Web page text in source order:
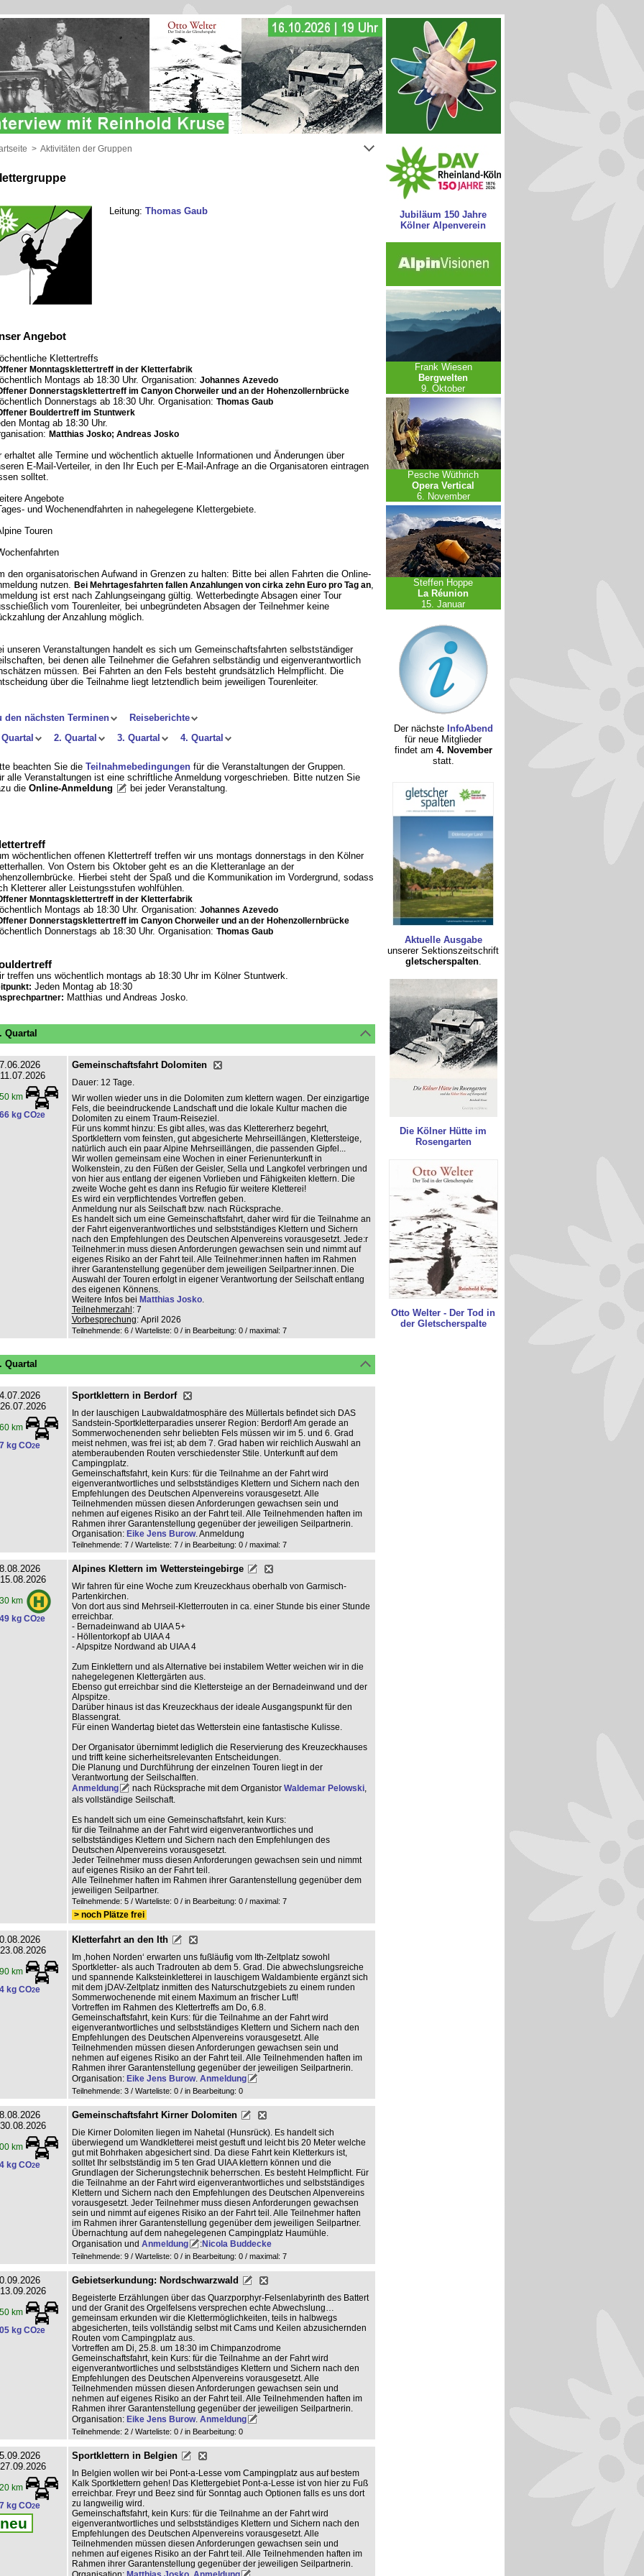
> Aktivitäten der Gruppen
Leitung: Thomas Gaub
Angebot
Klettertreffs
Monntagsklettertreff in der Kletterfabrik
Montags ab 18:30 Uhr. Organisation: Johannes Azevedo
Donnerstagsklettertreff im Canyon Chorweiler und an der Hohenzollernbrücke
Donnerstags ab 18:30 Uhr. Organisation: Thomas Gaub
Bouldertreff im Stuntwerk
Montag ab 18:30 Uhr.
Matthias Josko; Andreas Josko
erhaltet alle Termine und wöchentlich aktuelle Informationen und Änderungen über
E-Mail-Verteiler, in den Ihr Euch per E-Mail-Anfrage an die Organisatoren eintragen
solltet.
Angebote
und Wochenendfahrten in nahegelegene Klettergebiete.
Touren
den organisatorischen Aufwand in Grenzen zu halten: Bitte bei allen Fahrten die Online-
nutzen. Bei Mehrtagesfahrten fallen Anzahlungen von cirka zehn Euro pro Tag an,
ist erst nach Zahlungseingang gültig. Wetterbedingte Absagen einer Tour
vom Tourenleiter, bei unbegründeten Absagen der Teilnehmer keine
der Anzahlung möglich.
unseren Veranstaltungen handelt es sich um Gemeinschaftsfahrten selbstständiger
bei denen alle Teilnehmer die Gefahren selbständig und eigenverantwortlich
müssen. Bei Fahrten an den Fels besteht grundsätzlich Helmpflicht. Die
über die Teilnahme liegt letztendlich beim jeweiligen Tourenleiter.
den nächsten Terminen
Reiseberichte
2. Quartal 3. Quartal 4. Quartal
beachten Sie die Teilnahmebedingungenfür die Veranstaltungen der Gruppen.
alle Veranstaltungen ist eine schriftliche Anmeldung vorgeschrieben. Bitte nutzen Sie
die Online-Anmeldung bei jeder Veranstaltung.
wöchentlichen offenen Klettertreff treffen wir uns montags donnerstags in den Kölner
Von Ostern bis Oktober geht es an die Kletteranlage an der
Hierbei steht der Spaß und die Kommunikation im Vordergrund, sodass
Kletterer aller Leistungsstufen wohlfühlen.
Monntagsklettertreff in der Kletterfabrik
Montags ab 18:30 Uhr. Organisation: Johannes Azevedo
Donnerstagsklettertreff im Canyon Chorweiler und an der Hohenzollernbrücke
Donnerstags ab 18:30 Uhr. Organisation: Thomas Gaub
treffen uns wöchentlich montags ab 18:30 Uhr im Kölner Stuntwerk.
Jeden Montag ab 18:30
Matthias und Andreas Josko.
Quartal
km
kg CO2e
Gemeinschaftsfahrt Dolomiten
Dauer: 12 Tage.
Wir wollen wieder uns in die Dolomiten zum klettern wagen. Der einzigartige
Fels, die beeindruckende Landschaft und die lokale Kultur machen die
Dolomiten zu einem Traum-Reiseziel.
Für uns kommt hinzu: Es gibt alles, was das Klettererherz begehrt,
Sportklettern vom feinsten, gut abgesicherte Mehrseillängen, Klettersteige,
natürlich auch ein paar Alpine Mehrseillängen, die passenden Gipfel...
Wir wollen gemeinsam eine Wochen in einer Ferienunterkunft in
Wolkenstein, zu den Füßen der Geisler, Sella und Langkofel verbringen und
von hier aus entlang der eigenen Vorlieben und Fähigkeiten klettern. Die
zweite Woche geht es dann ins Refugio für weitere Kletterei!
Es wird ein verpflichtendes Vortreffen geben.
Anmeldung nur als Seilschaft bzw. nach Rücksprache.
Es handelt sich um eine Gemeinschaftsfahrt, daher wird für die Teilnahme an
der Fahrt eigenverantwortliches und selbstständiges Klettern und Sichern
nach den Empfehlungen des Deutschen Alpenvereins vorausgesetzt. Jede:r
Teilnehmer:in muss diesen Anforderungen gewachsen sein und nimmt auf
eigenes Risiko an der Fahrt teil. Alle Teilnehmer:innen haften im Rahmen
ihrer Garantenstellung gegenüber dem jeweiligen Seilpartner:innen. Die
Auswahl der Touren erfolgt in eigener Verantwortung der Seilschaft entlang
des eigenen Könnens.
Weitere Infos bei Matthias Josko.
Teilnehmerzahl : 7
Vorbesprechung: April 2026
Teilnehmende: 6 / Warteliste: 0 / in Bearbeitung: 0 / maximal: 7
Quartal
km
kg CO2e
Sportklettern in Berdorf
In der lauschigen Laubwaldatmosphäre des Müllertals befindet sich DAS
Sandstein-Sportkletterparadies unserer Region: Berdorf! Am gerade an
Sommerwochenenden sehr beliebten Fels müssen wir im 5. und 6. Grad
meist nehmen, was frei ist; ab dem 7. Grad haben wir reichlich Auswahl an
atemberaubenden Routen verschiedenster Stile. Unterkunft auf dem
Campingplatz.
Gemeinschaftsfahrt, kein Kurs: für die Teilnahme an der Fahrt wird
eigenverantwortliches und selbstständiges Klettern und Sichern nach den
Empfehlungen des Deutschen Alpenvereins vorausgesetzt. Alle
Teilnehmenden müssen diesen Anforderungen gewachsen sein und
nehmen auf eigenes Risiko an der Fahrt teil. Alle Teilnehmenden haften im
Rahmen ihrer Garantenstellung gegenüber der jeweiligen Seilpartnerin.
Organisation: Eike Jens Burow. Anmeldung
Teilnehmende: 7 / Warteliste: 7 / in Bearbeitung: 0 / maximal: 7
km
kg CO2e
Alpines Klettern im Wettersteingebirge
Wir fahren für eine Woche zum Kreuzeckhaus oberhalb von Garmisch-
Partenkirchen.
Von dort aus sind Mehrseil-Kletterrouten in ca. einer Stunde bis einer Stunde
erreichbar.
- Bernadeinwand ab UIAA 5+
- Höllentorkopf ab UIAA 4
- Alpspitze Nordwand ab UIAA 4
Zum Einklettern und als Alternative bei instabilem Wetter weichen wir in die
nahegelegenen Klettergärten aus.
Ebenso gut erreichbar sind die Klettersteige an der Bernadeinwand und der
Alpspitze.
Darüber hinaus ist das Kreuzeckhaus der ideale Ausgangspunkt für den
Blassengrat.
Für einen Wandertag bietet das Wetterstein eine fantastische Kulisse.
Der Organisator übernimmt lediglich die Reservierung des Kreuzeckhauses
und trifft keine sicherheitsrelevanten Entscheidungen.
Die Planung und Durchführung der einzelnen Touren liegt in der
Verantwortung der Seilschalften.
Anmeldung
nach Rücksprache mit dem Organistor Waldemar Pelowski,
als vollständige Seilschaft.
Es handelt sich um eine Gemeinschaftsfahrt, kein Kurs:
für die Teilnahme an der Fahrt wird eigenverantwortliches und
selbstständiges Klettern und Sichern nach den Empfehlungen des
Deutschen Alpenvereins vorausgesetzt.
Jeder Teilnehmer muss diesen Anforderungen gewachsen sein und nimmt
auf eigenes Risiko an der Fahrt teil.
Alle Teilnehmer haften im Rahmen ihrer Garantenstellung gegenüber dem
jeweiligen Seilpartner.
Teilnehmende: 5 / Warteliste: 0 / in Bearbeitung: 0 / maximal: 7
> noch Plätze frei
km
kg CO2e
Kletterfahrt an den Ith
Im ‚hohen Norden‘ erwarten uns fußläufig vom Ith-Zeltplatz sowohl
Sportkletter- als auch Tradrouten ab dem 5. Grad. Die abwechslungsreiche
und spannende Kalksteinkletterei in lauschigem Waldambiente ergänzt sich
mit dem jDAV-Zeltplatz inmitten des Naturschutzgebiets zu einem runden
Sommerwochenende mit einem Maximum an frischer Luft!
Vortreffen im Rahmen des Klettertreffs am Do, 6.8.
Gemeinschaftsfahrt, kein Kurs: für die Teilnahme an der Fahrt wird
eigenverantwortliches und selbstständiges Klettern und Sichern nach den
Empfehlungen des Deutschen Alpenvereins vorausgesetzt. Alle
Teilnehmenden müssen diesen Anforderungen gewachsen sein und
nehmen auf eigenes Risiko an der Fahrt teil. Alle Teilnehmenden haften im
Rahmen ihrer Garantenstellung gegenüber der jeweiligen Seilpartnerin.
Organisation: Eike Jens Burow. Anmeldung
Teilnehmende: 3 / Warteliste: 0 / in Bearbeitung: 0
km
kg CO2e
Gemeinschaftsfahrt Kirner Dolomiten
Die Kirner Dolomiten liegen im Nahetal (Hunsrück). Es handelt sich
überwiegend um Wandkletterei meist gestuft und leicht bis 20 Meter welche
gut mit Bohrhaken abgesichert sind. Da diese Fahrt kein Kletterkurs ist,
solltet Ihr selbstständig im 5 ten Grad UIAA klettern können und die
Grundlagen der Sicherungstechnik beherrschen. Es besteht Helmpflicht. Für
die Teilnahme an der Fahrt wird eigenverantwortliches und selbstständiges
Klettern und Sichern nach den Empfehlungen des Deutschen Alpenvereins
vorausgesetzt. Jeder Teilnehmer muss diesen Anforderungen gewachsen
sein und nimmt auf eigenes Risiko an der Fahrt teil. Alle Teilnehmer haften
im Rahmen ihrer Garantenstellung gegenüber dem jeweiligen Seilpartner.
Übernachtung auf dem nahegelegenen Campingplatz Haumühle.
Organisation und Anmeldung :Nicola Buddecke
Teilnehmende: 9 / Warteliste: 0 / in Bearbeitung: 0 / maximal: 7
km
kg CO2e
Gebietserkundung: Nordschwarzwald
Begeisterte Erzählungen über das Quarzporphyr-Felsenlabyrinth des Battert
und der Granit des Orgelfelsens versprechen echte Abwechslung…
gemeinsam erkunden wir die Klettermöglichkeiten, teils in halbwegs
abgesicherten, teils vollständig selbst mit Cams und Keilen abzusichernden
Routen vom Campingplatz aus.
Vortreffen am Di, 25.8. um 18:30 im Chimpanzodrome
Gemeinschaftsfahrt, kein Kurs: für die Teilnahme an der Fahrt wird
eigenverantwortliches und selbstständiges Klettern und Sichern nach den
Empfehlungen des Deutschen Alpenvereins vorausgesetzt. Alle
Teilnehmenden müssen diesen Anforderungen gewachsen sein und
nehmen auf eigenes Risiko an der Fahrt teil. Alle Teilnehmenden haften im
Rahmen ihrer Garantenstellung gegenüber der jeweiligen Seilpartnerin.
Organisation: Eike Jens Burow. Anmeldung
Teilnehmende: 2 / Warteliste: 0 / in Bearbeitung: 0
km
kg CO2e
Sportklettern in Belgien
In Belgien wollen wir bei Pont-a-Lesse vom Campingplatz aus auf bestem
Kalk Sportklettern gehen! Das Klettergebiet Pont-a-Lesse ist von hier zu Fuß
erreichbar. Freyr und Beez sind für Sonntag auch Optionen falls es uns dort
zu langweilig wird.
Gemeinschaftsfahrt, kein Kurs: für die Teilnahme an der Fahrt wird
eigenverantwortliches und selbstständiges Klettern und Sichern nach den
Empfehlungen des Deutschen Alpenvereins vorausgesetzt. Alle
Teilnehmenden müssen diesen Anforderungen gewachsen sein und
nehmen auf eigenes Risiko an der Fahrt teil. Alle Teilnehmenden haften im
Rahmen ihrer Garantenstellung gegenüber der jeweiligen Seilpartnerin.
Jubiläum 150 Jahre
Kölner Alpenverein
Frank Wiesen
Bergwelten
9. Oktober
Pesche Wüthrich
Opera Vertical
6. November
Steffen Hoppe
La Réunion
15. Januar
Der nächste InfoAbend
für neue Mitglieder
findet am 4. November
statt.
Aktuelle Ausgabe
unserer Sektionszeitschrift
gletscherspalten.
Die Kölner Hütte im
Rosengarten
Otto Welter - Der Tod in
der Gletscherspalte